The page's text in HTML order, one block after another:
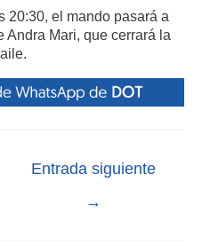
20:30, el mando pasará a
Andra Mari, que cerrará la
Entrada siguiente
→